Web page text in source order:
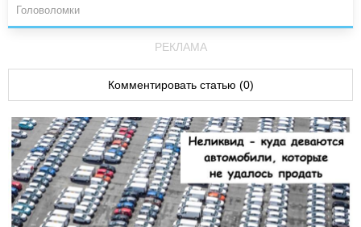
Головоломки
РЕКЛАМА
Комментировать статью (0)